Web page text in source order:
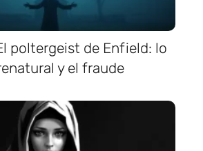
poltergeist de Enfield: lo
y el fraude